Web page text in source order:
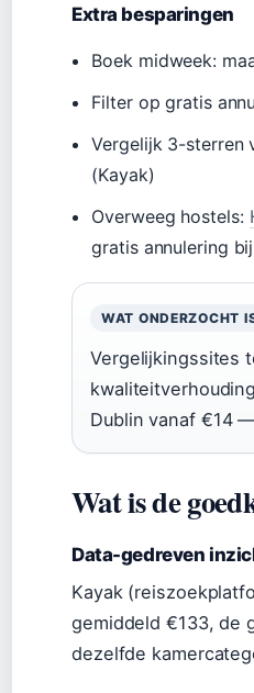
Extra besparingen
Boek midweek:
Filter op gratis
Vergelijk 3-sterren
(Kayak)
Overweeg hostels:
gratis annulering
WAT ONDERZOCHT
Vergelijkingssites
Dublin vanaf €14
Wat is de
Data-gedreven
Kayak
gemiddeld €133, de
dezelfde